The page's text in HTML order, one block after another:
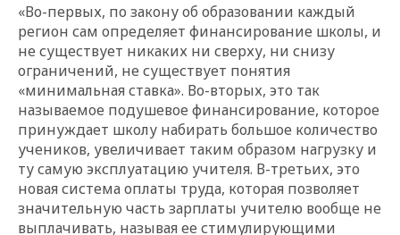
«Во-первых, по закону об образовании каждый
регион сам определяет финансирование школы, и
не существует никаких ни сверху, ни снизу
ограничений, не существует понятия
«минимальная ставка». Во-вторых, это так
называемое подушевое финансирование, которое
принуждает школу набирать большое количество
учеников, увеличивает таким образом нагрузку и
ту самую эксплуатацию учителя. В-третьих, это
новая система оплаты труда, которая позволяет
значительную часть зарплаты учителю вообще не
выплачивать, называя ее стимулирующими